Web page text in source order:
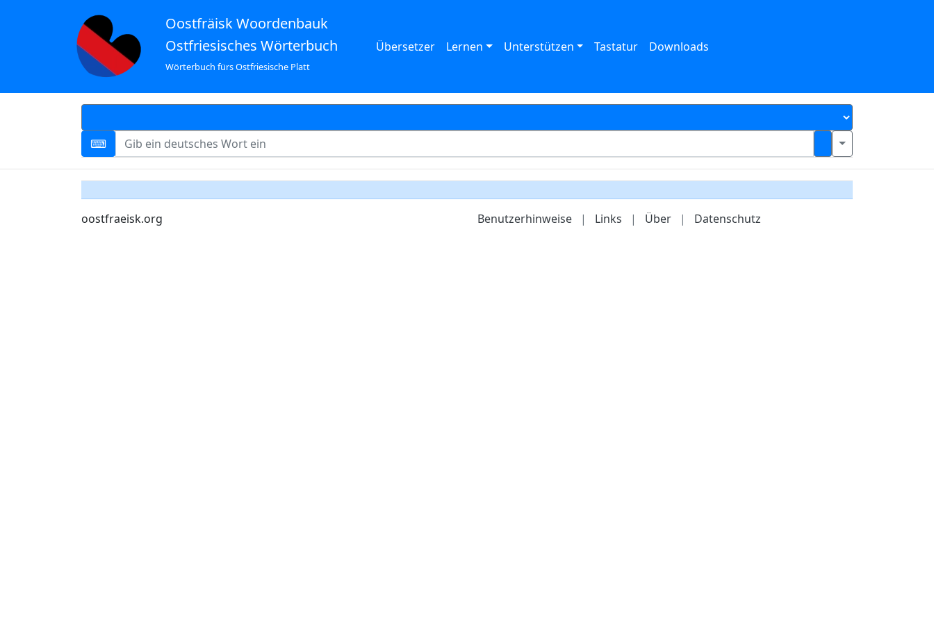
Oostfräisk Woordenbauk
Ostfriesisches Wörterbuch
Wörterbuch fürs Ostfriesische Platt
Übersetzer Lernen Unterstützen Tastatur Downloads
oostfraeisk.org Benutzerhinweise | Links | Über | Datenschutz